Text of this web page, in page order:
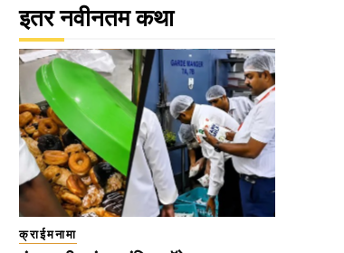
इतर नवीनतम कथा
क्राईमनामा